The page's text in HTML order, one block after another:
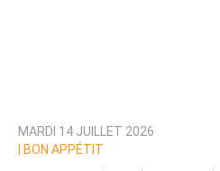
MARDI 14 JUILLET 2026
BON APPÉTIT